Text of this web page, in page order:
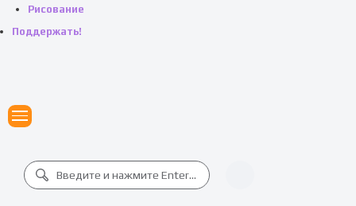
Рисование
Поддержать!